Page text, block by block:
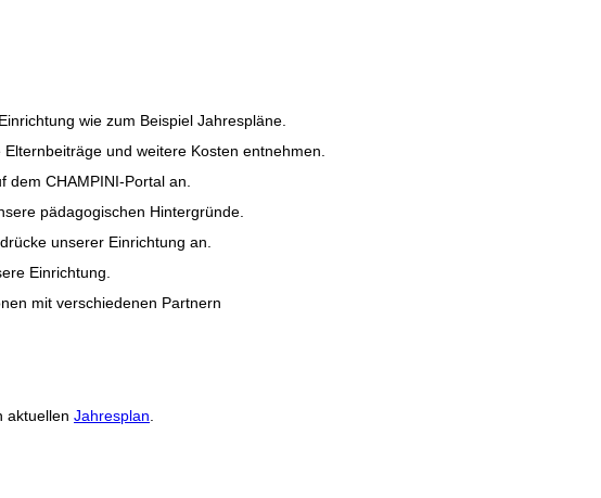
wie zum Beispiel Jahrespläne.
und weitere Kosten entnehmen.
dem CHAMPINI-Portal an.
pädagogischen Hintergründe.
unserer Einrichtung an.
Einrichtung.
mit verschiedenen Partnern
aktuellen Jahresplan